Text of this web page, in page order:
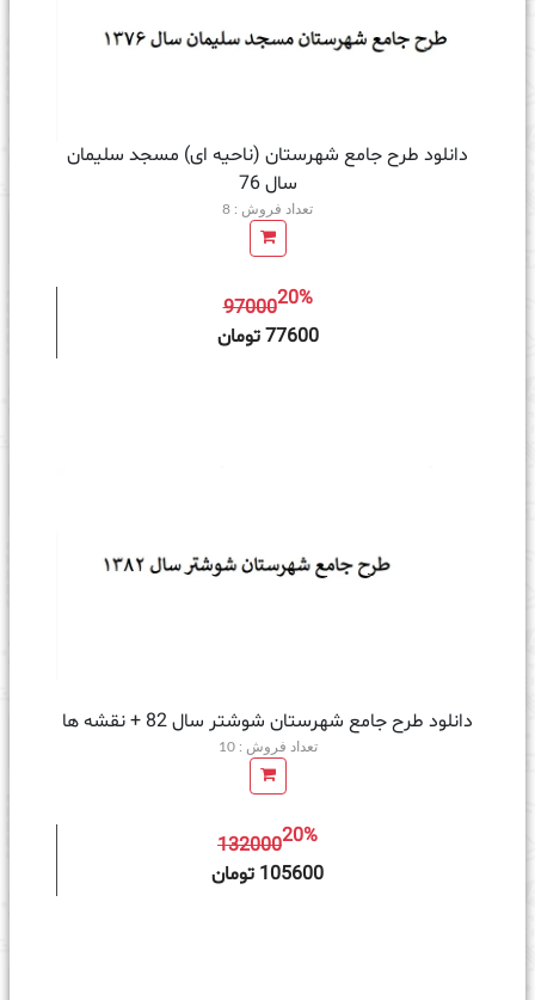
دانلود طرح جامع شهرستان (ناحیه ای) مسجد سلیمان
سال 76
تعداد فروش : 8
9700020%
77600 تومان
دانلود طرح جامع شهرستان شوشتر سال 82 + نقشه ها
تعداد فروش : 10
13200020%
105600 تومان